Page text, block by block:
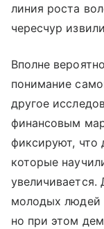
линия роста
чересчур
Вполне
понимание
другое
финансовым
фиксируют, что
которые
молодых людей
но при этом